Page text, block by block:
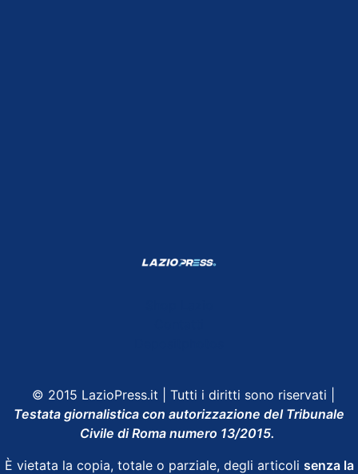
© 2015 LazioPress.it | Tutti i diritti sono riservati |
Testata giornalistica con autorizzazione del Tribunale
Civile di Roma numero 13/2015.
È vietata la copia, totale o parziale, degli articoli senza la